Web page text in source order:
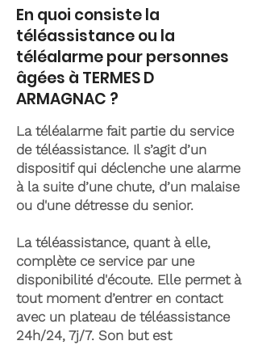
En quoi consiste la
téléassistance ou la
téléalarme pour personnes
âgées à TERMES D
ARMAGNAC ?
La téléalarme fait partie du service
de téléassistance. Il s’agit d’un
dispositif qui déclenche une alarme
à la suite d’une chute, d’un malaise
ou d'une détresse du senior.
La téléassistance, quant à elle,
complète ce service par une
disponibilité d'écoute. Elle permet à
tout moment d’entrer en contact
avec un plateau de téléassistance
24h/24, 7j/7. Son but est